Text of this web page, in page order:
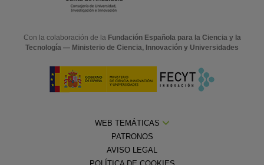
Con la colaboración de la Fundación Española para la Ciencia y la
Tecnología — Ministerio de Ciencia, Innovación y Universidades
WEB TEMÁTICAS
PATRONOS
AVISO LEGAL